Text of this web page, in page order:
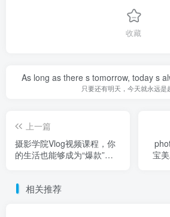
收藏
As long as there s tomorrow, today s
只要还有明天，今天就永远是
上一篇
摄影学院Vlog视频课程，你
的生活也能够成为“爆款”
宝
相关推荐